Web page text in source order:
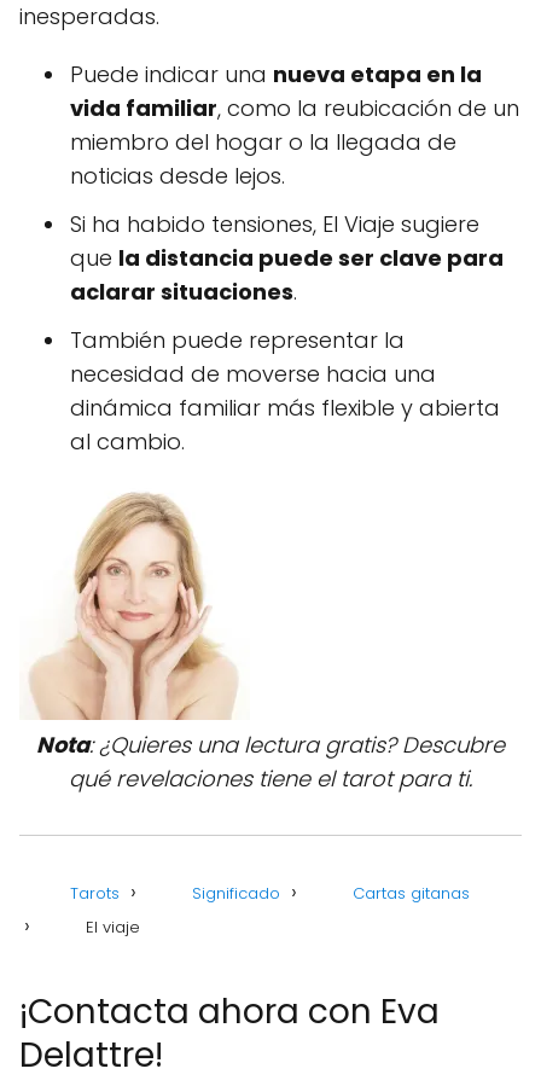
inesperadas.
Puede indicar una nueva etapa en la
vida familiar, como la reubicación de un
miembro del hogar o la llegada de
noticias desde lejos.
Si ha habido tensiones, El Viaje sugiere
que la distancia puede ser clave para
aclarar situaciones.
También puede representar la
necesidad de moverse hacia una
dinámica familiar más flexible y abierta
al cambio.
Nota: ¿Quieres una lectura gratis? Descubre
qué revelaciones tiene el tarot para ti.
Tarots Significado
Cartas gitanas
El viaje
¡Contacta ahora con Eva
Delattre!